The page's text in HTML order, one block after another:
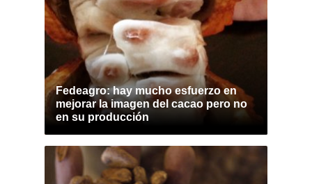
Fedeagro: hay mucho esfuerzo en
mejorar la imagen del cacao pero no
en su producción